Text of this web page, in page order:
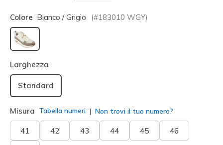
Colore Bianco / Grigio (#183010 WGY)
selezionato
Larghezza
Standard
Misura Tabella numeri Non trovi il tuo numero?
41 42 43 44 45 46